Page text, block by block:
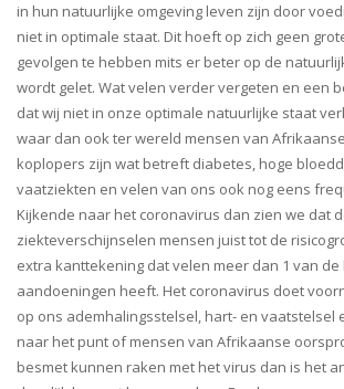
in hun natuurlijke omgeving leven zijn door
niet in optimale staat. Dit hoeft op zich geen
gevolgen te hebben mits er beter op de
wordt gelet. Wat velen verder vergeten en een
dat wij niet in onze optimale natuurlijke staat
waar dan ook ter wereld mensen van
koplopers zijn wat betreft diabetes, hoge
vaatziekten en velen van ons ook nog eens
Kijkende naar het coronavirus dan zien we dat
ziekteverschijnselen mensen juist tot de
extra kanttekening dat velen meer dan 1 van
aandoeningen heeft. Het coronavirus doet
op ons ademhalingsstelsel, hart- en vaatstelsel
naar het punt of mensen van Afrikaanse
besmet kunnen raken met het virus dan is het